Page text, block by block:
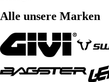
Alle unsere Marken